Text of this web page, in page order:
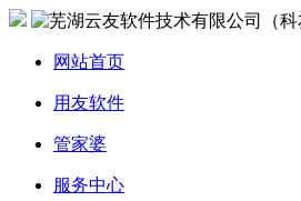
网站首页
用友软件
管家婆
服务中心